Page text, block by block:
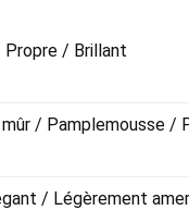
contrôlée,
Le résultat est un
ne passe pas
/ Brillant
/ Pamplemousse /
/ Légèrement